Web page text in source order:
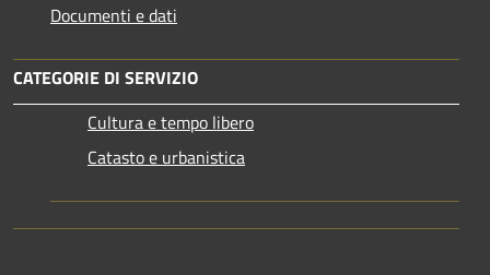
Documenti e dati
CATEGORIE DI SERVIZIO
Cultura e tempo libero
Catasto e urbanistica